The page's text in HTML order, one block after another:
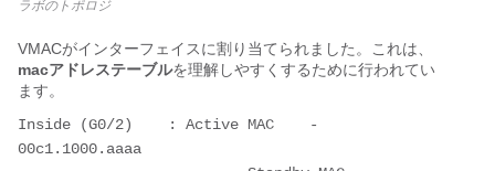
ラボのトポロジ
VMACがインターフェイスに割り当てられました。これは、
macアドレステーブルを理解しやすくするために行われてい
ます。
Inside (G0/2)    : Active MAC    -
00c1.1000.aaaa